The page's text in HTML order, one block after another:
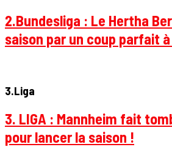
2.Bundesliga : Le Hertha
saison par un coup parfait
3.Liga
3. LIGA : Mannheim fait
pour lancer la saison !